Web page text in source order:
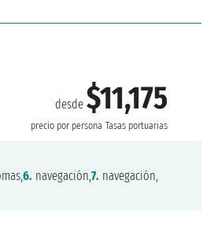
desde$11,175
precio por persona Tasas portuarias
6. navegación,7. navegación,